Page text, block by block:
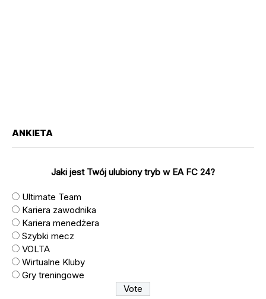
ANKIETA
Jaki jest Twój ulubiony tryb w EA FC 24?
Ultimate Team
Kariera zawodnika
Kariera menedżera
Szybki mecz
VOLTA
Wirtualne Kluby
Gry treningowe